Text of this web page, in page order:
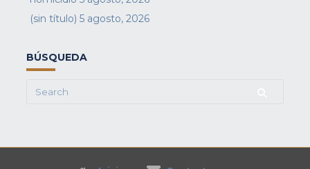
(sin título) 5 agosto, 2026
BÚSQUEDA
Search